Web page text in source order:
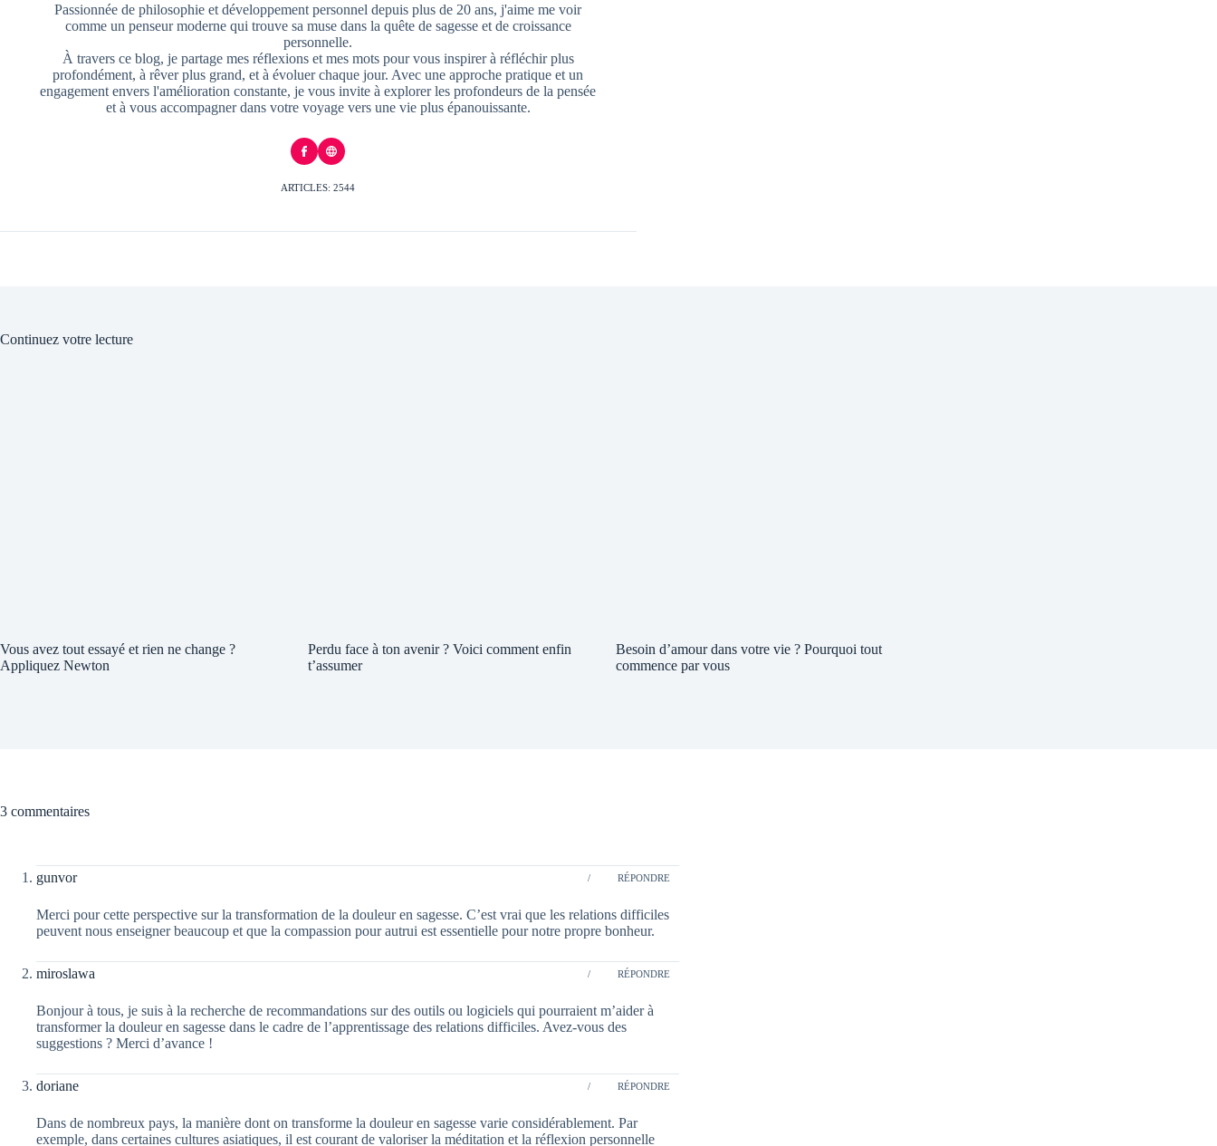
Passionnée de philosophie et développement personnel depuis plus de 20 ans, j'aime me voir
comme un penseur moderne qui trouve sa muse dans la quête de sagesse et de croissance
personnelle.
À travers ce blog, je partage mes réflexions et mes mots pour vous inspirer à réfléchir plus
profondément, à rêver plus grand, et à évoluer chaque jour. Avec une approche pratique et un
engagement envers l'amélioration constante, je vous invite à explorer les profondeurs de la pensée
et à vous accompagner dans votre voyage vers une vie plus épanouissante.
ARTICLES: 2544
Continuez votre lecture
Vous avez tout essayé et rien ne change ?
Appliquez Newton
Perdu face à ton avenir ? Voici comment enfin
t’assumer
Besoin d’amour dans votre vie ? Pourquoi tout
commence par vous
3 commentaires
gunvor / RÉPONDRE
Merci pour cette perspective sur la transformation de la douleur en sagesse. C’est vrai que les relations difficiles
peuvent nous enseigner beaucoup et que la compassion pour autrui est essentielle pour notre propre bonheur.
miroslawa / RÉPONDRE
Bonjour à tous, je suis à la recherche de recommandations sur des outils ou logiciels qui pourraient m’aider à
transformer la douleur en sagesse dans le cadre de l’apprentissage des relations difficiles. Avez-vous des
suggestions ? Merci d’avance !
doriane / RÉPONDRE
Dans de nombreux pays, la manière dont on transforme la douleur en sagesse varie considérablement. Par
exemple, dans certaines cultures asiatiques, il est courant de valoriser la méditation et la réflexion personnelle